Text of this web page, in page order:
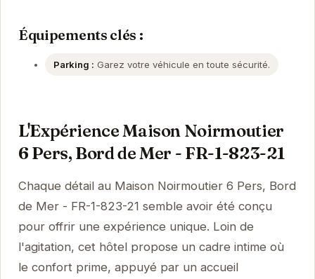
Équipements clés :
Parking : Garez votre véhicule en toute sécurité.
L'Expérience Maison Noirmoutier
6 Pers, Bord de Mer - FR-1-823-21
Chaque détail au Maison Noirmoutier 6 Pers, Bord
de Mer - FR-1-823-21 semble avoir été conçu
pour offrir une expérience unique. Loin de
l'agitation, cet hôtel propose un cadre intime où
le confort prime, appuyé par un accueil